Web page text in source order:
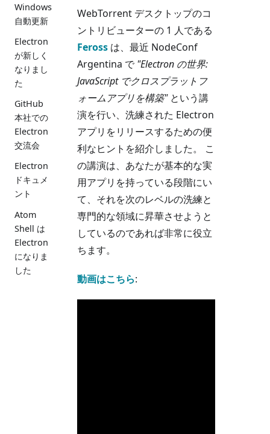
Windows
自動更新
Electron
が新しく
なりまし
た
GitHub
本社での
Electron
交流会
Electron
ドキュメ
ント
Atom
Shell は
Electron
になりま
した
WebTorrent デスクトップのコ
ントリビューターの 1 人である
Feross は、最近 NodeConf
Argentina で"Electron の世界:
JavaScript でクロスプラットフ
ォームアプリを構築"という講
演を行い、洗練された Electron
アプリをリリースするための便
利なヒントを紹介しました。 こ
の講演は、あなたが基本的な実
用アプリを持っている段階にい
て、それを次のレベルの洗練と
専門的な領域に昇華させようと
しているのであれば非常に役立
ちます。
動画はこちら: